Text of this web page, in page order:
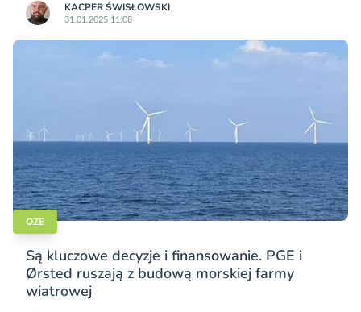
KACPER ŚWISŁO­WSKI
31.01.2025 11:08
OZE
Są kluczowe decyzje i finansowanie. PGE i
Ørsted ruszają z budową morskiej farmy
wiatrowej